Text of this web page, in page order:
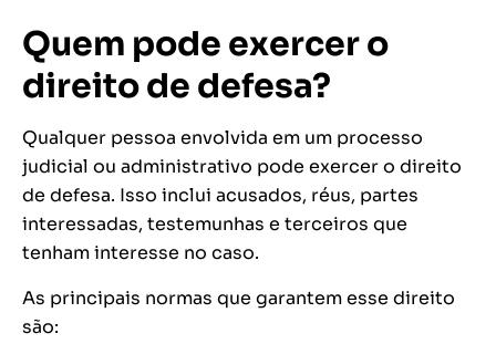
Quem pode exercer o
direito de defesa?
Qualquer pessoa envolvida em um processo
judicial ou administrativo pode exercer o direito
de defesa. Isso inclui acusados, réus, partes
interessadas, testemunhas e terceiros que
tenham interesse no caso.
As principais normas que garantem esse direito
são: